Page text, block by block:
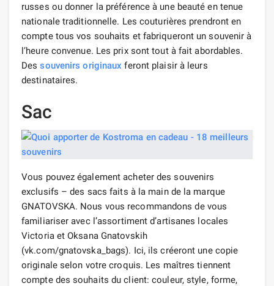
russes ou donner la préférence à une beauté en tenue
nationale traditionnelle. Les couturières prendront en
compte tous vos souhaits et fabriqueront un souvenir à
l’heure convenue. Les prix sont tout à fait abordables.
Dessouvenirs originaux feront plaisir à leurs
destinataires.
Sac
Vous pouvez également acheter des souvenirs
exclusifs – des sacs faits à la main de la marque
GNATOVSKA. Nous vous recommandons de vous
familiariser avec l’assortiment d’artisanes locales
Victoria et Oksana Gnatovskih
(vk.com/gnatovska_bags). Ici, ils créeront une copie
originale selon votre croquis. Les maîtres tiennent
compte des souhaits du client: couleur, style, forme,